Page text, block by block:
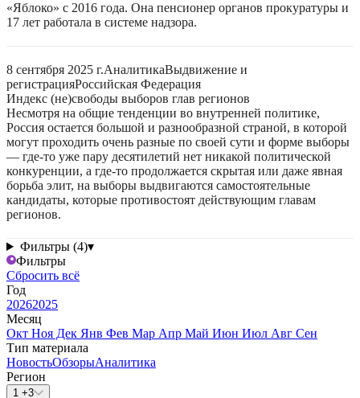
«Яблоко» с 2016 года. Она пенсионер органов прокуратуры и
17 лет работала в системе надзора.
8 сентября 2025 г.АналитикаВыдвижение и
регистрацияРоссийская Федерация
Индекс (не)свободы выборов глав регионов
Несмотря на общие тенденции во внутренней политике,
Россия остается большой и разнообразной страной, в которой
могут проходить очень разные по своей сути и форме выборы
— где-то уже пару десятилетий нет никакой политической
конкуренции, а где-то продолжается скрытая или даже явная
борьба элит, на выборы выдвигаются самостоятельные
кандидаты, которые противостоят действующим главам
регионов.
Фильтры (4)▾
Фильтры
Сбросить всё
Год
20262025
Месяц
Окт Ноя Дек Янв Фев Мар Апр Май Июн Июл Авг Сен
Тип материала
НовостьОбзорыАналитика
Регион
1 +3